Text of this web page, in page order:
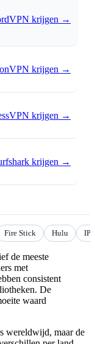
krijgen →
krijgen →
krijgen →
krijgen →
Fire Stick Hulu
de meeste
met
consistent
De
waard
wereldwijd, maar de